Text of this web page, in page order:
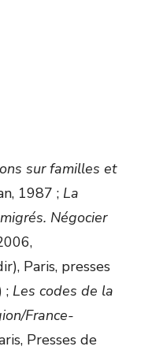
sur familles et
1987 ; La
Négocier
Paris, presses
; Les codes de la
France-
Presses de